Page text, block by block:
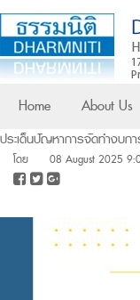
Home About Us
ประเด็นปัญหาการจัดทำงบก
โดย 08 August 2025